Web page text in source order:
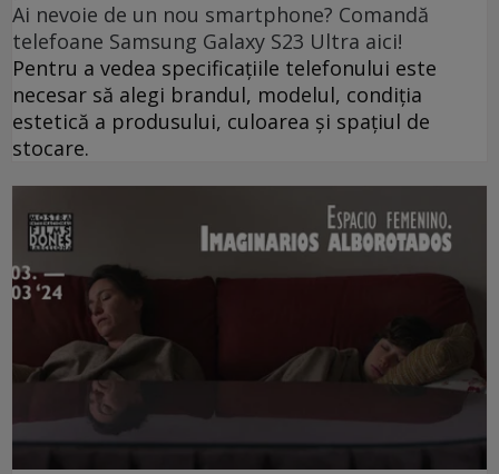
Ai nevoie de un nou smartphone? Comandă
telefoane Samsung Galaxy S23 Ultra aici!
Pentru a vedea specificațiile telefonului este
necesar să alegi brandul, modelul, condiția
estetică a produsului, culoarea și spațiul de
stocare.